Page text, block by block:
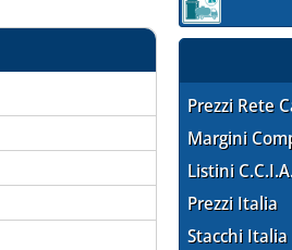
Sezione:
Prezzi Rete
Margini
Listini
Prezzi Italia
Stacchi Italia